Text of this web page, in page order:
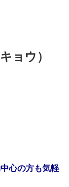
ョウ）
心の方も気軽